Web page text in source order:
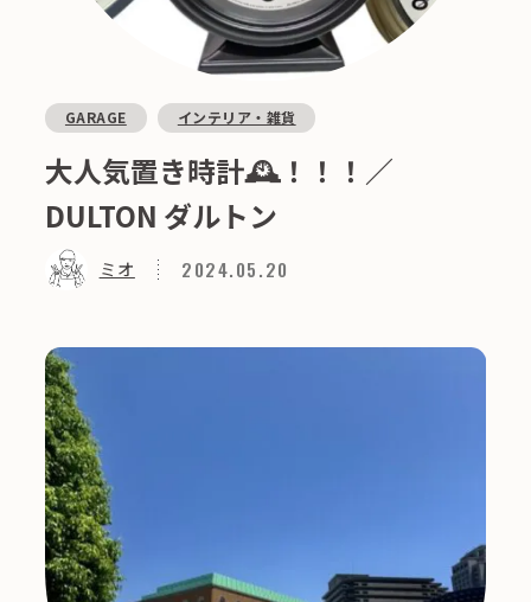
GARAGE インテリア・雑貨
大人気置き時計🕰️！！！／
DULTON ダルトン
ミオ 2024.05.20